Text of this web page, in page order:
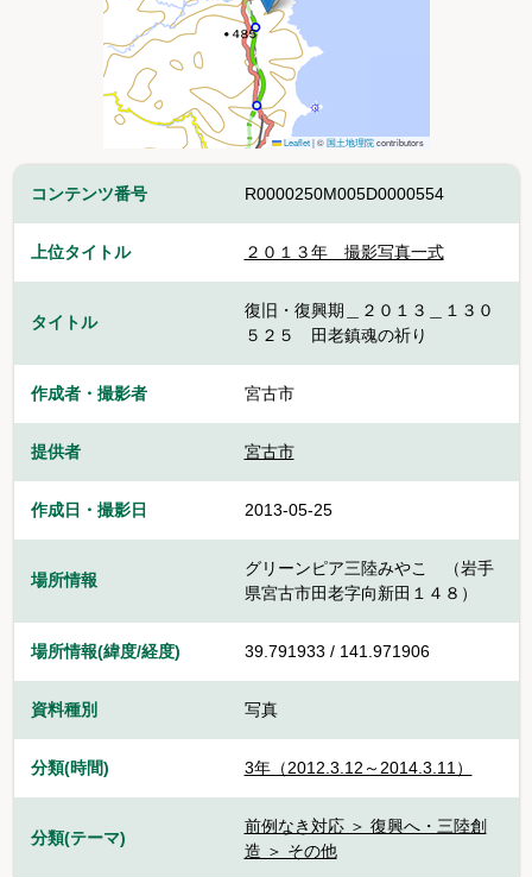
Leaflet |©国土地理院contributors
コンテンツ番号 R0000250M005D0000554
上位タイトル ２０１３年 撮影写真一式
タイトル
復旧・復興期＿２０１３＿１３０
５２５ 田老鎮魂の祈り
作成者・撮影者 宮古市
提供者 宮古市
作成日・撮影日 2013-05-25
場所情報
グリーンピア三陸みやこ （岩手
県宮古市田老字向新田１４８）
場所情報(緯度/経度) 39.791933 / 141.971906
資料種別 写真
分類(時間) 3年（2012.3.12～2014.3.11）
分類(テーマ)
前例なき対応 ＞ 復興へ・三陸創
造 ＞ その他